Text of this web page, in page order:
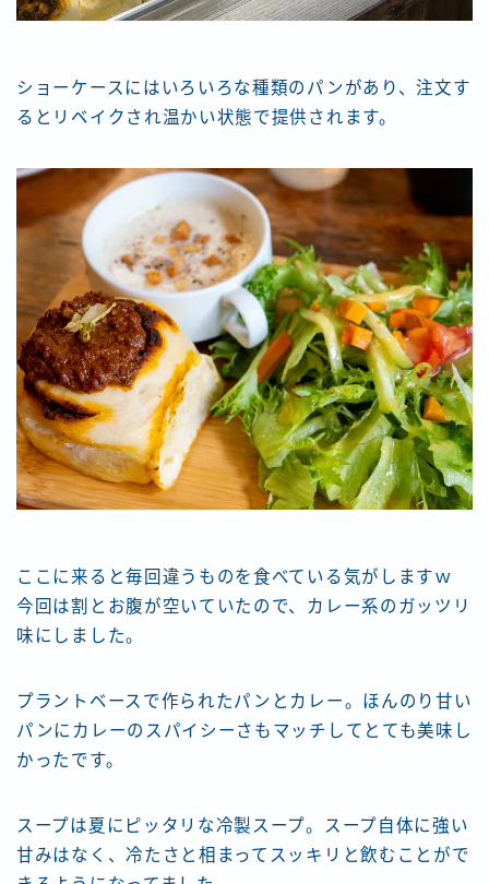
ショーケースにはいろいろな種類のパンがあり、注文す
るとリベイクされ温かい状態で提供されます。
ここに来ると毎回違うものを食べている気がしますｗ
今回は割とお腹が空いていたので、カレー系のガッツリ
味にしました。
プラントベースで作られたパンとカレー。ほんのり甘い
パンにカレーのスパイシーさもマッチしてとても美味し
かったです。
スープは夏にピッタリな冷製スープ。スープ自体に強い
甘みはなく、冷たさと相まってスッキリと飲むことがで